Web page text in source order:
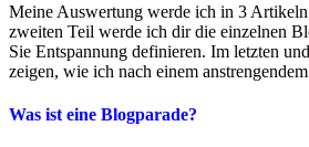
Meine Auswertung werde ich in 3
zweiten Teil werde ich dir die einzelnen
Sie Entspannung definieren. Im letzten
zeigen, wie ich nach einem
Was ist eine Blogparade?